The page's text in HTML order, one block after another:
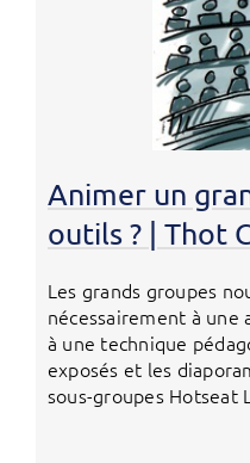
Animer un
outils ? | Thot
Les grands groupes
nécessairement à une
à une technique
exposés et les
sous-groupes Hotseat